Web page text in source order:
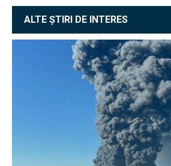
ALTE ȘTIRI DE INTERES